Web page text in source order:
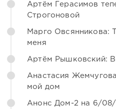
Артём Герасимов
Строгоновой
Марго Овсянникова:
меня
Артём Рышковский:
Анастасия
мой дом
Анонс Дом-2 на 6/